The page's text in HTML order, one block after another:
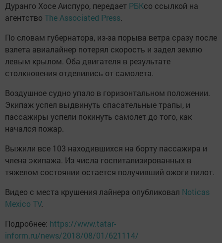
Дуранго Хосе Аиспуро, передает РБКсо ссылкой на
агентство The Associated Press.
По словам губернатора, из-за порыва ветра сразу после
взлета авиалайнер потерял скорость и задел землю
левым крылом. Оба двигателя в результате
столкновения отделились от самолета.
Воздушное судно упало в горизонтальном положении.
Экипаж успел выдвинуть спасательные трапы, и
пассажиры успели покинуть самолет до того, как
начался пожар.
Выжили все 103 находившихся на борту пассажира и
члена экипажа. Из числа госпитализированных в
тяжелом состоянии остается получивший ожоги пилот.
Видео с места крушения лайнера опубликовал Noticas
Mexico TV.
Подробнее: https://www.tatar-
inform.ru/news/2018/08/01/621114/